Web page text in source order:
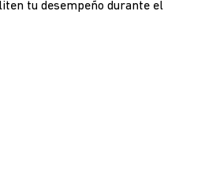
tu desempeño durante el